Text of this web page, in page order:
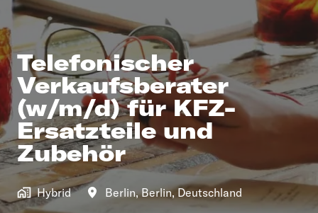
Telefonischer
Verkaufsberater
(w/m/d) für KFZ-
Ersatzteile und
Zubehör
Hybrid Berlin, Berlin, Deutschland